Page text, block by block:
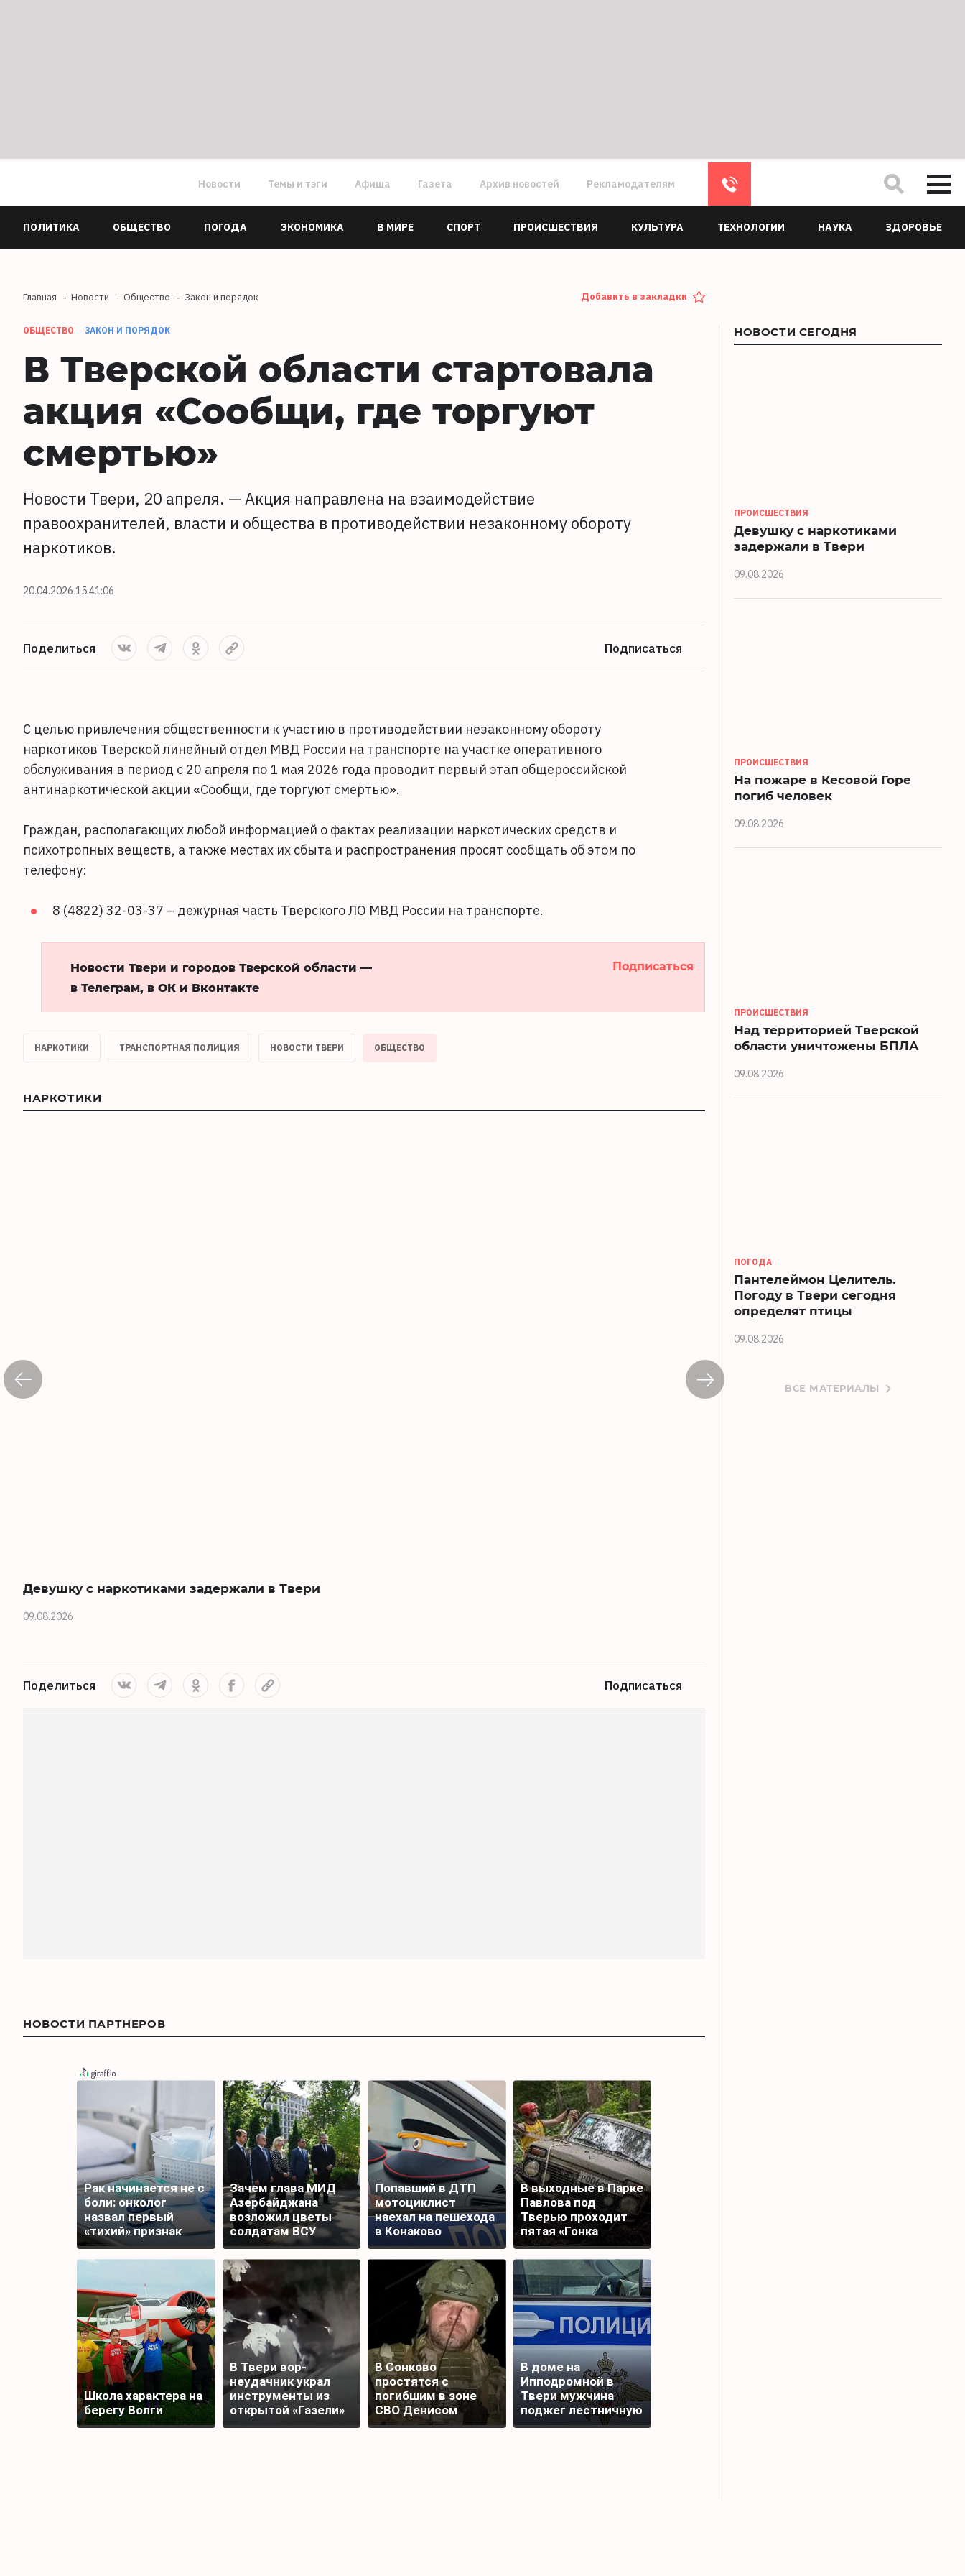
Новости Темы и тэги Афиша Газета Архив новостей Рекламодателям
ПОЛИТИКА ОБЩЕСТВО ПОГОДА ЭКОНОМИКА В МИРЕ СПОРТ ПРОИСШЕСТВИЯ КУЛЬТУРА ТЕХНОЛОГИИ НАУКА ЗДОРОВЬЕ
Главная Новости Общество Закон и порядок Добавить в закладки
ОБЩЕСТВО ЗАКОН И ПОРЯДОК
В Тверской области стартовала
акция «Сообщи, где торгуют
смертью»
Новости Твери, 20 апреля. — Акция направлена на взаимодействие
правоохранителей, власти и общества в противодействии незаконному обороту
наркотиков.
20.04.2026 15:41:06
Поделиться Подписаться
С целью привлечения общественности к участию в противодействии незаконному обороту
наркотиков Тверской линейный отдел МВД России на транспорте на участке оперативного
обслуживания в период с 20 апреля по 1 мая 2026 года проводит первый этап общероссийской
антинаркотической акции «Сообщи, где торгуют смертью».
Граждан, располагающих любой информацией о фактах реализации наркотических средств и
психотропных веществ, а также местах их сбыта и распространения просят сообщать об этом по
телефону:
8 (4822) 32-03-37 – дежурная часть Тверского ЛО МВД России на транспорте.
Новости Твери и городов Тверской области —
в Телеграм, в ОК и Вконтакте
Подписаться
НАРКОТИКИ ТРАНСПОРТНАЯ ПОЛИЦИЯ НОВОСТИ ТВЕРИ ОБЩЕСТВО
НАРКОТИКИ
Девушку с наркотиками задержали в Твери
09.08.2026
Поделиться Подписаться
НОВОСТИ ПАРТНЕРОВ
Рак начинается не с
боли: онколог
назвал первый
«тихий» признак
болезни
Зачем глава МИД
Азербайджана
возложил цветы
солдатам ВСУ
Попавший в ДТП
мотоциклист
наехал на пешехода
в Конаково
В выходные в Парке
Павлова под
Тверью проходит
пятая «Гонка
Титанов»
Школа характера на
берегу Волги
В Твери вор-
неудачник украл
инструменты из
открытой «Газели»
и лишился добычи
В Сонково
простятся с
погибшим в зоне
СВО Денисом
Шаповаловым
В доме на
Ипподромной в
Твери мужчина
поджег лестничную
площадку
НОВОСТИ СЕГОДНЯ
ПРОИСШЕСТВИЯ
Девушку с наркотиками
задержали в Твери
09.08.2026
ПРОИСШЕСТВИЯ
На пожаре в Кесовой Горе
погиб человек
09.08.2026
ПРОИСШЕСТВИЯ
Над территорией Тверской
области уничтожены БПЛА
09.08.2026
ПОГОДА
Пантелеймон Целитель.
Погоду в Твери сегодня
определят птицы
09.08.2026
ВСЕ МАТЕРИАЛЫ